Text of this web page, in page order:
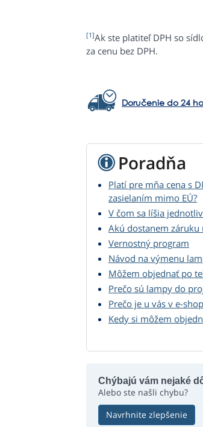
[1]Ak ste platiteľ DPH so
za cenu bez DPH.
Doručenie do 24
Poradňa
Platí pre mňa cena s
zasielaním mimo EÚ?
V čom sa líšia
Akú dostanem záruku
Vernostný program
Návod na výmenu
Môžem objednať po
Prečo sú lampy do
Prečo je u vás v e-
Kedy si môžem
Chýbajú vám nejaké
Alebo ste našli chybu?
Navrhnite zlepšenie